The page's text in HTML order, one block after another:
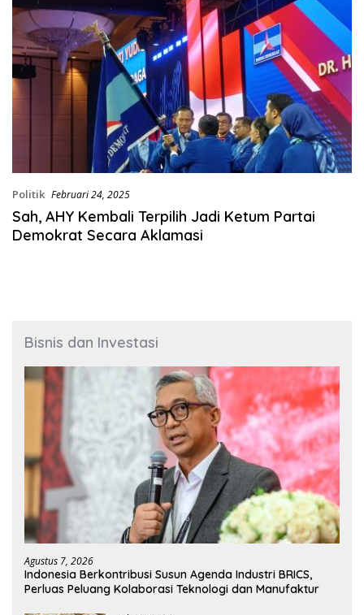
Politik Februari 24, 2025
Sah, AHY Kembali Terpilih Jadi Ketum Partai
Demokrat Secara Aklamasi
Bisnis dan Investasi
Agustus 7, 2026
Indonesia Berkontribusi Susun Agenda Industri BRICS,
Perluas Peluang Kolaborasi Teknologi dan Manufaktur